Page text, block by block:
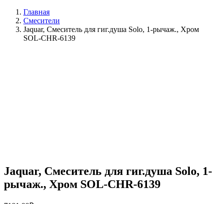
Главная
Смесители
Jaquar, Смеситель для гиг.душа Solo, 1-рычаж., Хром
SOL-CHR-6139
Jaquar, Смеситель для гиг.душа Solo, 1-
рычаж., Хром SOL-CHR-6139